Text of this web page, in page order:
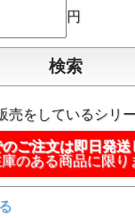
円
売をしているシリ
ご注文は即日発送
のある商品に限り